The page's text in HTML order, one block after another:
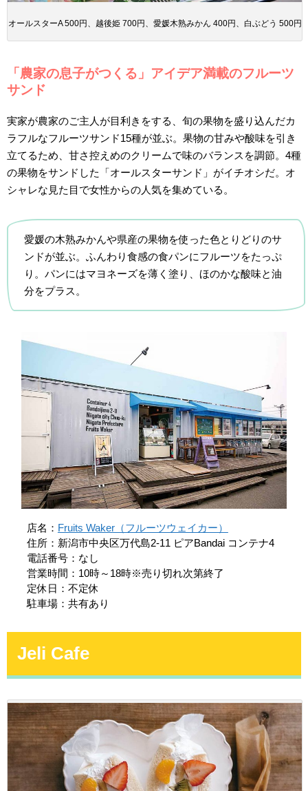
オールスターA 500円、越後姫 700円、愛媛木熟みかん 400円、白ぶどう 500円
「農家の息子がつくる」アイデア満載のフルーツ
サンド
実家が農家のご主人が目利きをする、旬の果物を盛り込んだカ
ラフルなフルーツサンド15種が並ぶ。果物の甘みや酸味を引き
立てるため、甘さ控えめのクリームで味のバランスを調節。4種
の果物をサンドした「オールスターサンド」がイチオシだ。オ
シャレな見た目で女性からの人気を集めている。
愛媛の木熟みかんや県産の果物を使った色とりどりのサ
ンドが並ぶ。ふんわり食感の食パンにフルーツをたっぷ
り。パンにはマヨネーズを薄く塗り、ほのかな酸味と油
分をプラス。
店名： Fruits Waker（フルーツウェイカー）
住所：新潟市中央区万代島2-11 ピアBandai コンテナ4
電話番号：なし
営業時間：10時～18時※売り切れ次第終了
定休日：不定休
駐車場：共有あり
Jeli Cafe